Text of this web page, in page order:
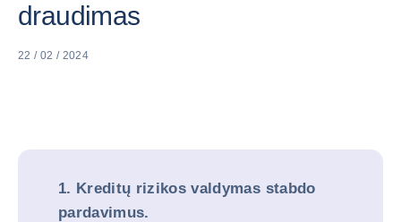
draudimas
22 / 02 / 2024
1. Kreditų rizikos valdymas stabdo
pardavimus.